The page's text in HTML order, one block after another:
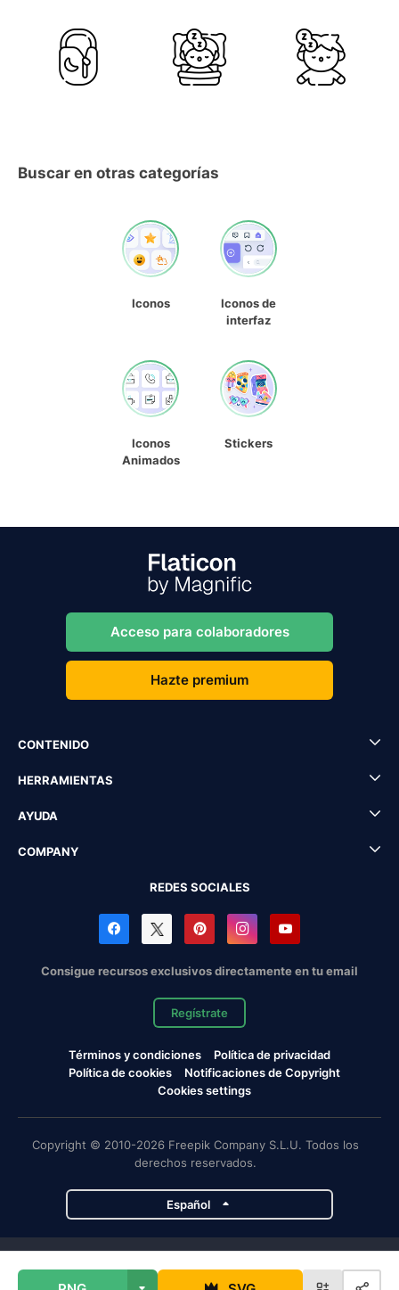
Buscar en otras categorías
Iconos
Iconos de
interfaz
Iconos
Animados
Stickers
Acceso para colaboradores
Hazte premium
CONTENIDO
HERRAMIENTAS
AYUDA
COMPANY
REDES SOCIALES
Consigue recursos exclusivos directamente en tu email
Regístrate
Términos y condiciones
Política de privacidad
Política de cookies
Notificaciones de Copyright
Cookies settings
Copyright © 2010-2026 Freepik Company S.L.U. Todos los
derechos reservados.
Español